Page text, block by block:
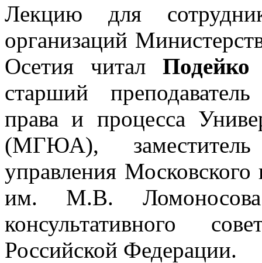
Лекцию для
организаций
Осетия читал
старший
права и процесса
(МГЮА), заместитель
управления Московского
им. М.В.
консультативного
Российской Федерации.